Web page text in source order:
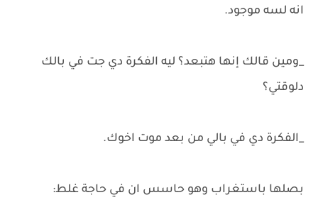
انه لسه موجود.
_ومين قالك إنها هتبعد؟ ليه الفكرة دي جت في بالك
دلوقتي؟
_الفكرة دي في بالي من بعد موت اخوك.
بصلها باستغراب وهو حاسس ان في حاجة غلط: